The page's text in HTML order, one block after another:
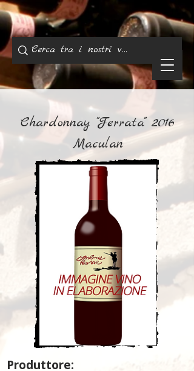
Chardonnay "Ferrata" 2016
Maculan
Produttore: